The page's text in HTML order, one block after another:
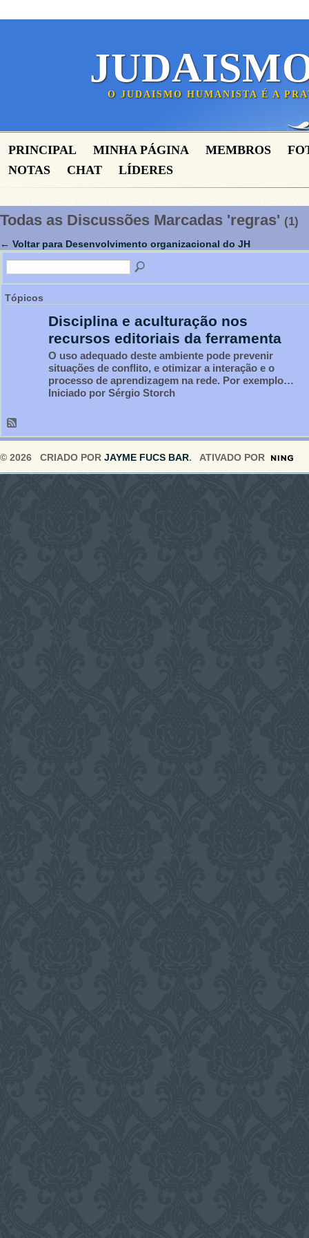
O JUDAISMO HUMANISTA É A
PRINCIPAL MINHA PÁGINA MEMBROS
NOTAS
CHAT LÍDERES
Todas as Discussões Marcadas 'regras' (1)
← Voltar para Desenvolvimento organizacional do JH
Tópicos
Disciplina e aculturação nos
recursos editoriais da ferramenta
O uso adequado deste ambiente pode prevenir
situações de conflito, e otimizar a interação e o
processo de aprendizagem na rede. Por exemplo…
Iniciado por Sérgio Storch
© 2026 CRIADO POR JAYME FUCS BAR. ATIVADO POR